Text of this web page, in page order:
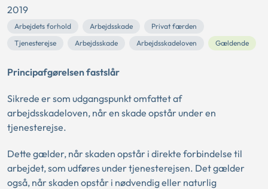
2019
Arbejdets forhold Arbejdsskade
Privat færden
Tjenesterejse
Arbejdsskade Arbejdsskadeloven Gældende
Principafgørelsen fastslår
Sikrede er som udgangspunkt omfattet af
arbejdsskadeloven, når en skade opstår under en
tjenesterejse.
Dette gælder, når skaden opstår i direkte forbindelse til
arbejdet, som udføres under tjenesterejsen. Det gælder
også, når skaden opstår i nødvendig eller naturlig